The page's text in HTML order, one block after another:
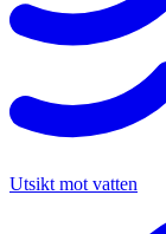
Utsikt mot vatten